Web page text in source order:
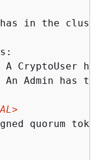
in the
A CryptoUser
An Admin has
quorum